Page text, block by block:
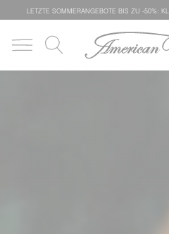
LETZTE SOMMERANGEBOTE BIS ZU -50%: